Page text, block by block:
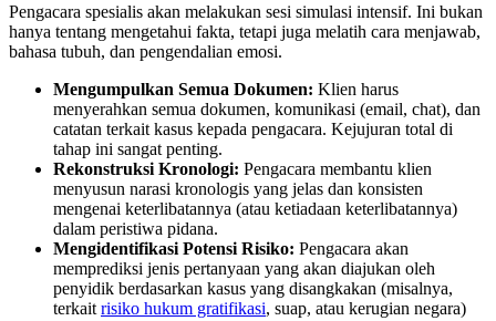
Pengacara spesialis akan melakukan sesi simulasi intensif. Ini bukan
hanya tentang mengetahui fakta, tetapi juga melatih cara menjawab,
bahasa tubuh, dan pengendalian emosi.
Mengumpulkan Semua Dokumen: Klien harus
menyerahkan semua dokumen, komunikasi (email, chat), dan
catatan terkait kasus kepada pengacara. Kejujuran total di
tahap ini sangat penting.
Rekonstruksi Kronologi: Pengacara membantu klien
menyusun narasi kronologis yang jelas dan konsisten
mengenai keterlibatannya (atau ketiadaan keterlibatannya)
dalam peristiwa pidana.
Mengidentifikasi Potensi Risiko: Pengacara akan
memprediksi jenis pertanyaan yang akan diajukan oleh
penyidik berdasarkan kasus yang disangkakan (misalnya,
terkait risiko hukum gratifikasi, suap, atau kerugian negara)